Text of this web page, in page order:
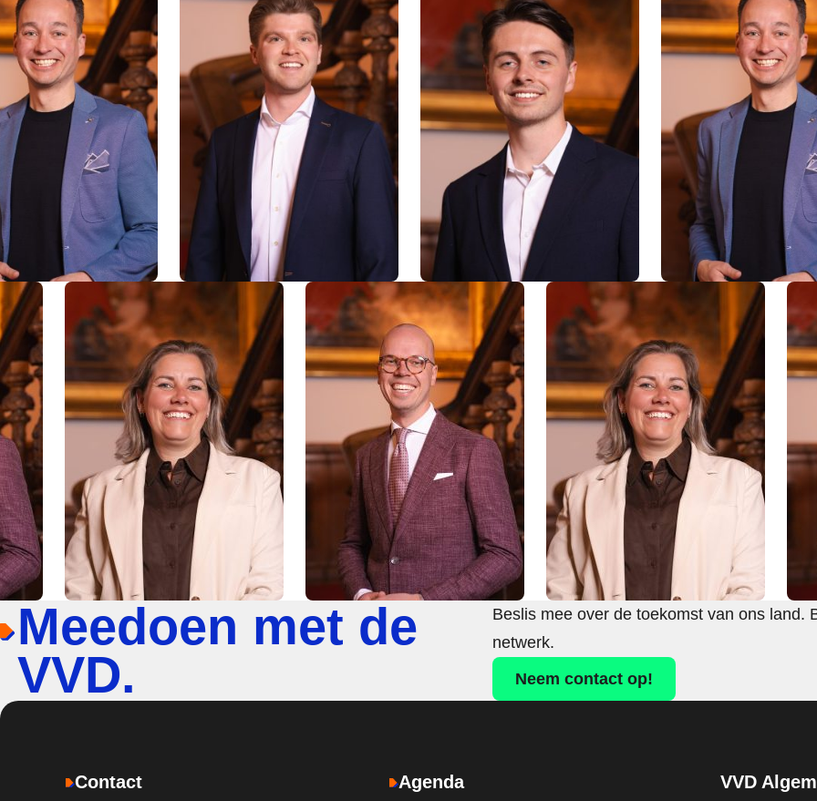
Meedoen met de
VVD.
Beslis mee over de toekomst van ons land.
netwerk.
Neem contact op!
Contact Agenda VVD